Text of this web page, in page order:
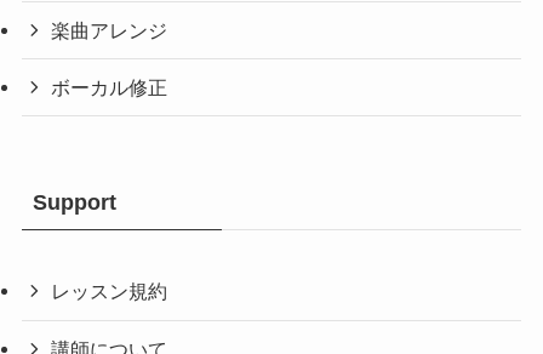
楽曲アレンジ
ボーカル修正
Support
レッスン規約
講師について